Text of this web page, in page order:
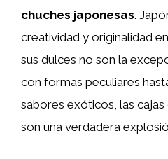
chuches japonesas.
creatividad y originalidad
sus dulces no son la
con formas peculiares
sabores exóticos, las
son una verdadera